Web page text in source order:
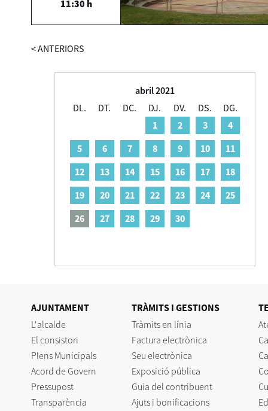
11:30 h
<ANTERIORS
abril 2021
DL.
DT. DC. DJ. DV. DS.
DG.
1
2 3
4
5
6 7 8 9 10
11
12
13 14 15 16 17
18
19
20 21 22 23 24
25
26
27 28 29 30
AJUNTAMENT
L'alcalde
El consistori
Plens Municipals
Acord de Govern
Pressupost
Transparència
TRÀMITS I GESTIONS
Tràmits en línia
Factura electrònica
Seu electrònica
Exposició pública
Guia del contribuent
Ajuts i bonificacions